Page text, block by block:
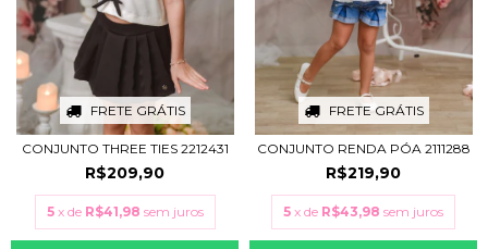
FRETE GRÁTIS
CONJUNTO THREE TIES 2212431
R$209,90
5 x de R$41,98 sem juros
FRETE GRÁTIS
CONJUNTO RENDA PÓA 2111288
R$219,90
5 x de R$43,98 sem juros